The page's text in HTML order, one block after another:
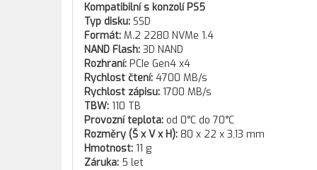
Kompatibilní s konzolí PS5
Typ disku: SSD
Formát: M.2 2280 NVMe 1.4
NAND Flash: 3D NAND
Rozhraní: PCIe Gen4 x4
Rychlost čtení: 4700 MB/s
Rychlost zápisu: 1700 MB/s
TBW: 110 TB
Provozní teplota: od 0°C do 70°C
Rozměry (Š x V x H): 80 x 22 x 3,13 mm
Hmotnost: 11 g
Záruka: 5 let